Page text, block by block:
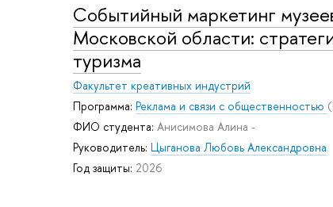
Событийный маркетинг
Московской области:
туризма
Факультет креативных индустрий
Программа: Реклама и связи с общественностью
ФИО студента: Анисимова Алина -
Руководитель: Цыганова Любовь Александровна
Год защиты: 2026